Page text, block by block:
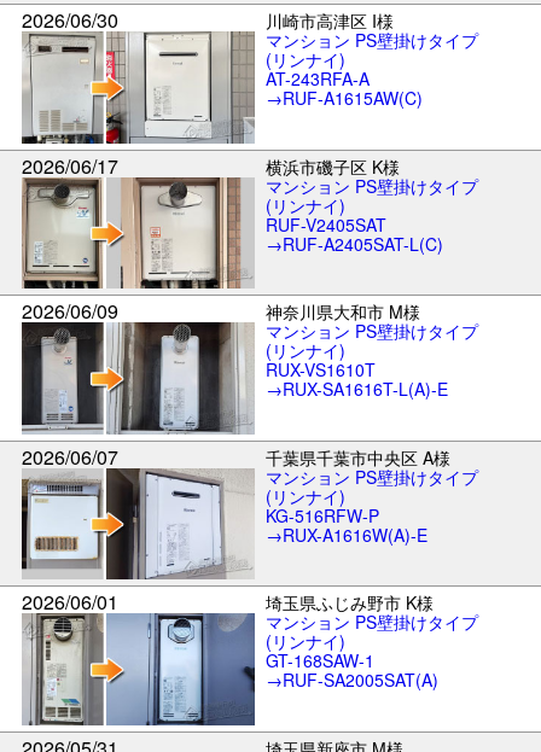
2026/06/30
川崎市高津区 I様
マンション PS壁掛けタイプ
(リンナイ)
AT-243RFA-A
→RUF-A1615AW(C)
2026/06/17
横浜市磯子区 K様
マンション PS壁掛けタイプ
(リンナイ)
RUF-V2405SAT
→RUF-A2405SAT-L(C)
2026/06/09
神奈川県大和市 M様
マンション PS壁掛けタイプ
(リンナイ)
RUX-VS1610T
→RUX-SA1616T-L(A)-E
2026/06/07
千葉県千葉市中央区 A様
マンション PS壁掛けタイプ
(リンナイ)
KG-516RFW-P
→RUX-A1616W(A)-E
2026/06/01
埼玉県ふじみ野市 K様
マンション PS壁掛けタイプ
(リンナイ)
GT-168SAW-1
→RUF-SA2005SAT(A)